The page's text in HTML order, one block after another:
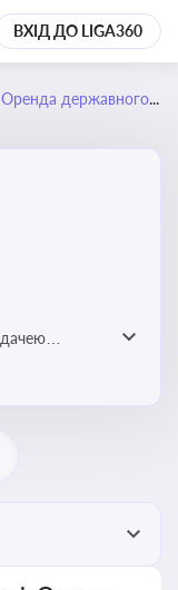
ВХІД ДО LIGA360
Оренда державного та комунального майна
Кейси